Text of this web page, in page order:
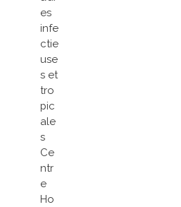
es
infe
ctie
use
s et
tro
pic
ale
s
Ce
ntr
e
Ho